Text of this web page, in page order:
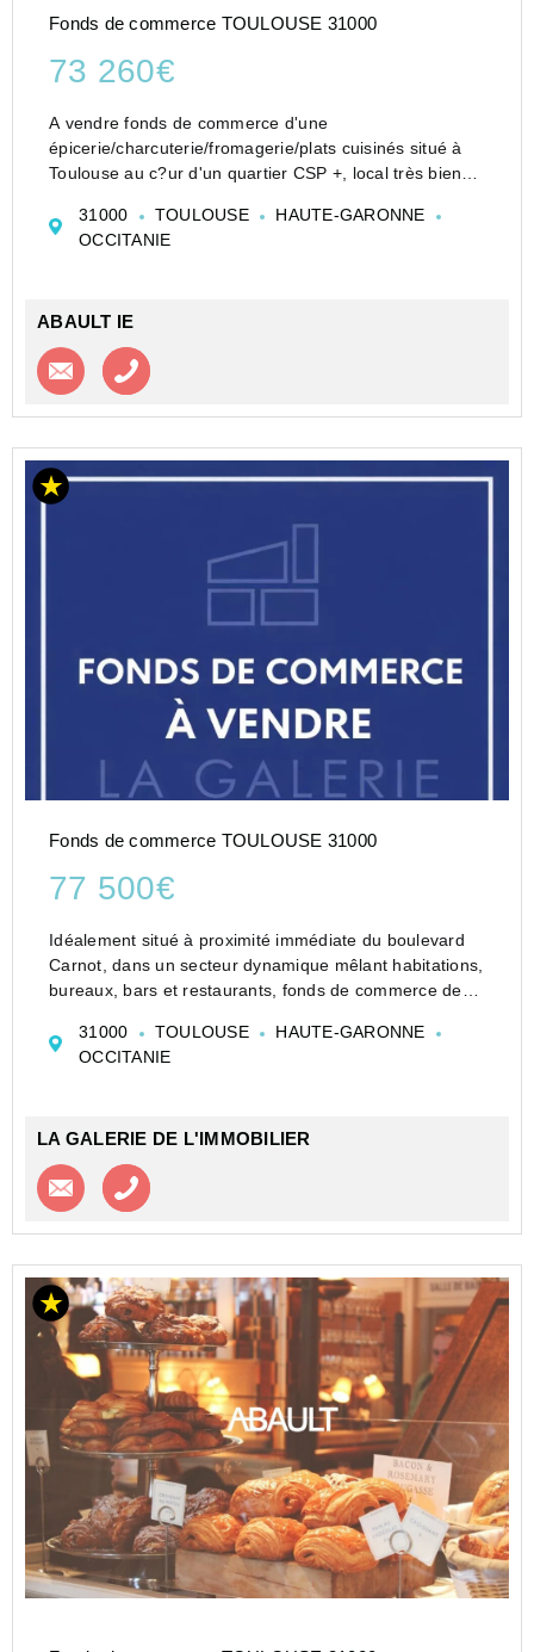
Fonds de commerce TOULOUSE 31000
73 260€
A vendre fonds de commerce d'une
épicerie/charcuterie/fromagerie/plats cuisinés situé à
Toulouse au c?ur d'un quartier CSP +, local très bien
très bon état, aucuns travaux à prévoir, m...
31000 TOULOUSE
HAUTE-GARONNE
OCCITANIE
ABAULT IE
Contacter l'agence
Fonds de commerce TOULOUSE 31000
77 500€
Idéalement situé à proximité immédiate du boulevard
Carnot, dans un secteur dynamique mêlant habitations,
bureaux, bars et restaurants, fonds de commerce de
Le local développe une surface d’environ 40 m² et
bénéficie d’...
31000 TOULOUSE
HAUTE-GARONNE
OCCITANIE
LA GALERIE DE L'IMMOBILIER
Contacter l'agence